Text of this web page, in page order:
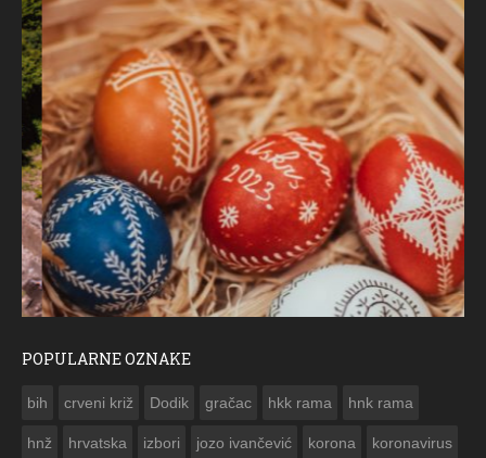
POPULARNE OZNAKE
bih crveni križ Dodik gračac hkk rama hnk rama
hnž hrvatska izbori jozo ivančević korona koronavirus